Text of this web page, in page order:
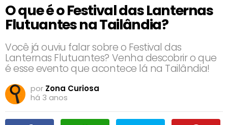
O que é o Festival das Lanternas
Flutuantes na Tailândia?
Você já ouviu falar sobre o Festival das
Lanternas Flutuantes? Venha descobrir o que
é esse evento que acontece lá na Tailândia!
por Zona Curiosa
há 3 anos